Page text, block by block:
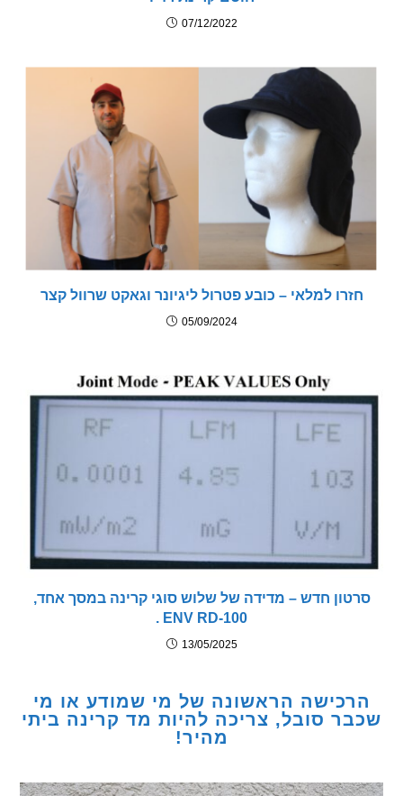
07/12/2022
למלאי – כובע פטרול ליגיונר וגאקט שרוול קצר
05/09/2024
חדש – מדידה של שלוש סוגי קרינה במסך אחד,
ENV RD-100 .
13/05/2025
הראשונה של מי שמודע או מי
סובל, צריכה להיות מד קרינה ביתי
מהיר!